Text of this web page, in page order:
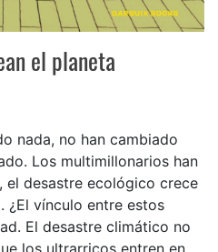
el planeta
nada, no han cambiado
Los multimillonarios han
el desastre ecológico crece
¿El vínculo entre estos
El desastre climático no